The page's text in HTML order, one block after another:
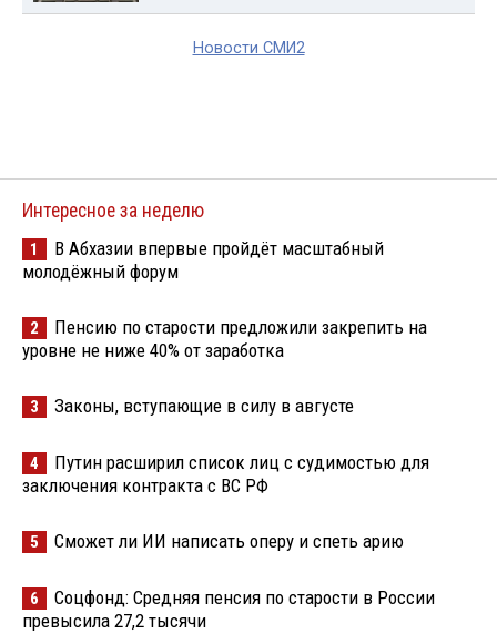
Новости СМИ2
Интересное за неделю
1
В Абхазии впервые пройдёт масштабный
молодёжный форум
2
Пенсию по старости предложили закрепить на
уровне не ниже 40% от заработка
3 Законы, вступающие в силу в августе
4
Путин расширил список лиц с судимостью для
заключения контракта с ВС РФ
5 Сможет ли ИИ написать оперу и спеть арию
6
Соцфонд: Средняя пенсия по старости в России
превысила 27,2 тысячи